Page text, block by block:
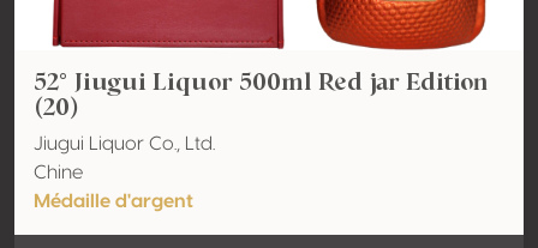
52° Jiugui Liquor 500ml Red jar Edition
(20)
Jiugui Liquor Co., Ltd.
Chine
Médaille d'argent